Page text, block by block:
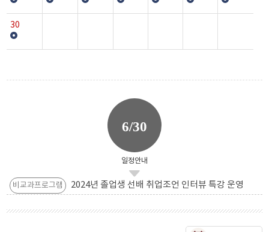
30
6/30
일정안내
비교과프로그램 2024년 졸업생 선배 취업조언 인터뷰 특강 운영